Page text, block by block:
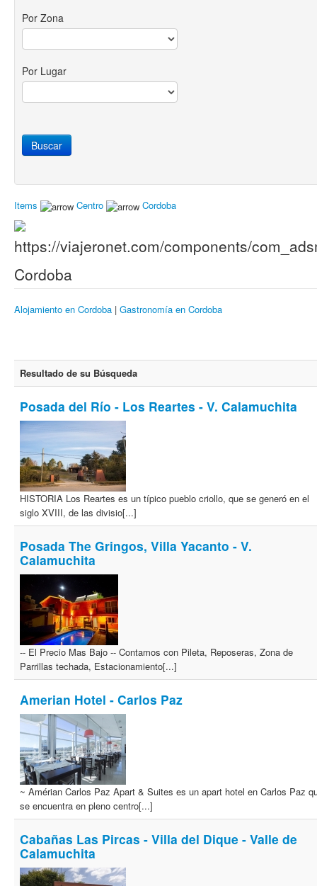
Por Zona
Por Lugar
Items Centro Cordoba
Cordoba
Alojamiento en Cordoba | Gastronomía en Cordoba
Resultado de su Búsqueda
Posada del Río - Los Reartes - V. Calamuchita
HISTORIA Los Reartes es un típico pueblo criollo, que se generó en el
siglo XVIII, de las divisio[...]
Posada The Gringos, Villa Yacanto - V.
Calamuchita
-- El Precio Mas Bajo -- Contamos con Pileta, Reposeras, Zona de
Parrillas techada, Estacionamiento[...]
Amerian Hotel - Carlos Paz
~ Amérian Carlos Paz Apart & Suites es un apart hotel en Carlos Paz
se encuentra en pleno centro[...]
Cabañas Las Pircas - Villa del Dique - Valle de
Calamuchita